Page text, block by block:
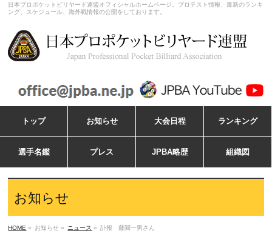
日本プロポケットビリヤード連盟オフィシャルホームページ。プロテスト情報、最新のランキ
ング、スケジュール、海外戦情報の公開をしております。
トップ お知らせ 大会日程 ランキング
選手名鑑 プレス JPBA略歴 組織図
お知らせ
HOME » お知らせ » ニュース » 訃報 藤間一男さん